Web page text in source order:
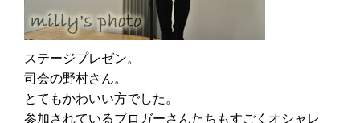
ステージプレゼン。
司会の野村さん。
とてもかわいい方でした。
参加されているブロガーさんたちもすごくオシャレ